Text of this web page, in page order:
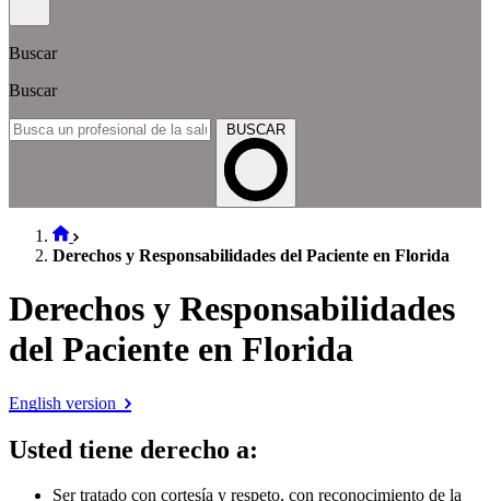
Buscar
Buscar
BUSCAR
Derechos y Responsabilidades del Paciente en Florida
Derechos y Responsabilidades
del Paciente en Florida
English version
Usted tiene derecho a:
Ser tratado con cortesía y respeto, con reconocimiento de la